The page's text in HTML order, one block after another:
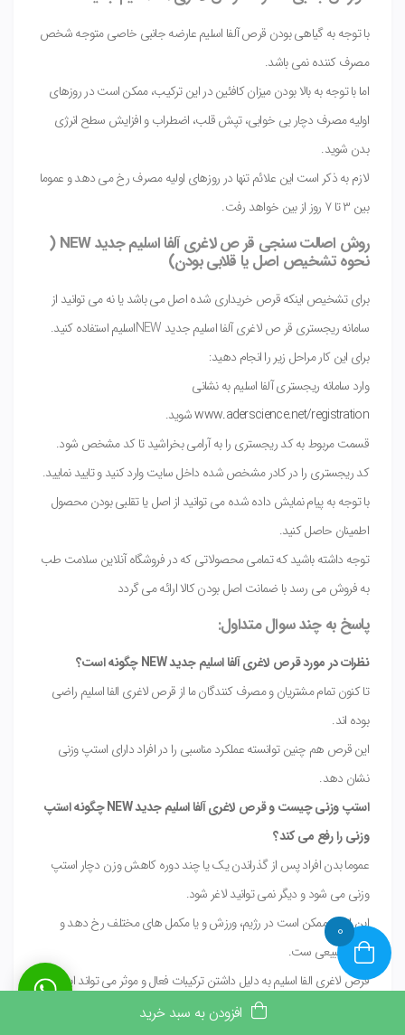
با توجه به گیاهی بودن قرص آلفا اسلیم عارضه جانبی خاصی متوجه شخص
مصرف کننده نمی باشد.
اما با توجه به بالا بودن میزان کافئین در این ترکیب، ممکن است در روزهای
اولیه مصرف دچار بی خوابی، تپش قلب، اضطراب و افزایش سطح انرژی
بدن شوید.
لازم به ذکر است این علائم تنها در روزهای اولیه مصرف رخ می دهد و عموما
بین ۳ تا ۷ روز از بین خواهد رفت.
روش اصالت سنجی قر ص لاغری آلفا اسلیم جدید NEW (
نحوه تشخیص اصل یا قلابی بودن)
برای تشخیص اینکه قرص خریداری شده اصل می باشد یا نه می توانید از
سامانه ریجستری قر ص لاغری آلفا اسلیم جدید NEWاسلیم استفاده کنید.
برای این کار مراحل زیر را انجام دهید:
وارد سامانه ریجستری آلفا اسلیم به نشانی
www.aderscience.net/registrationشوید.
قسمت مربوط به کد ریجستری را به آرامی بخراشید تا کد مشخص شود.
کد ریجستری را در کادر مشخص شده داخل سایت وارد کنید و تایید نمایید.
با توجه به پیام نمایش داده شده می توانید از اصل یا تقلبی بودن محصول
اطمینان حاصل کنید.
توجه داشته باشید که تمامی محصولاتی که در فروشگاه آنلاین سلامت طب
به فروش می رسد با ضمانت اصل بودن کالا ارائه می گردد
پاسخ به چند سوال متداول:
نظرات در مورد قر ص لاغری آلفا اسلیم جدید NEW چگونه است؟
تا کنون تمام مشتریان و مصرف کنندگان ما از قرص لاغری الفا اسلیم راضی
بوده اند.
این قرص هم چنین توانسته عملکرد مناسبی را در افراد دارای استپ وزنی
نشان دهد.
استپ وزنی چیست و قر ص لاغری آلفا اسلیم جدید NEW چگونه استپ
وزنی را رفع می کند؟
عموما بدن افراد پس از گذراندن یک یا چند دوره کاهش وزن دچار استپ
وزنی می شود و دیگر نمی توانید لاغر شود.
این اتفاق ممکن است در رژیم، ورزش و یا مکمل های مختلف رخ دهد و
کاملا طبیعی ست.
قرص لاغری الفا اسلیم به دلیل داشتن ترکیبات فعال و موثر می تواند این
استپ وزنی را شکسته و به شما برای رسیدن به اندام دلخواه تان کمک کند.
0
افزودن به سبد خرید